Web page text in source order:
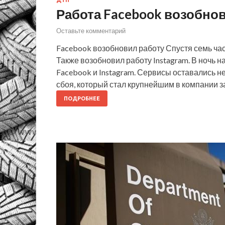
Работа Facebook
Оставьте комментарий
Facebook возобновил работу Спустя семь
Также возобновил работу Instagram. В ночь
Facebook и Instagram. Сервисы оставались
сбоя, который стал крупнейшим в компании
ПОДРОБНЕЕ